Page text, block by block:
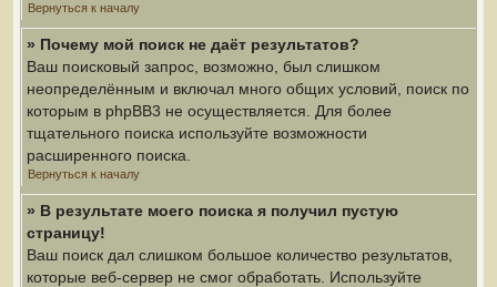
Вернуться к началу
» Почему мой поиск не даёт результатов?
Ваш поисковый запрос, возможно, был слишком
неопределённым и включал много общих условий, поиск по
которым в phpBB3 не осуществляется. Для более
тщательного поиска используйте возможности
расширенного поиска.
Вернуться к началу
» В результате моего поиска я получил пустую
страницу!
Ваш поиск дал слишком большое количество результатов,
которые веб-сервер не смог обработать. Используйте